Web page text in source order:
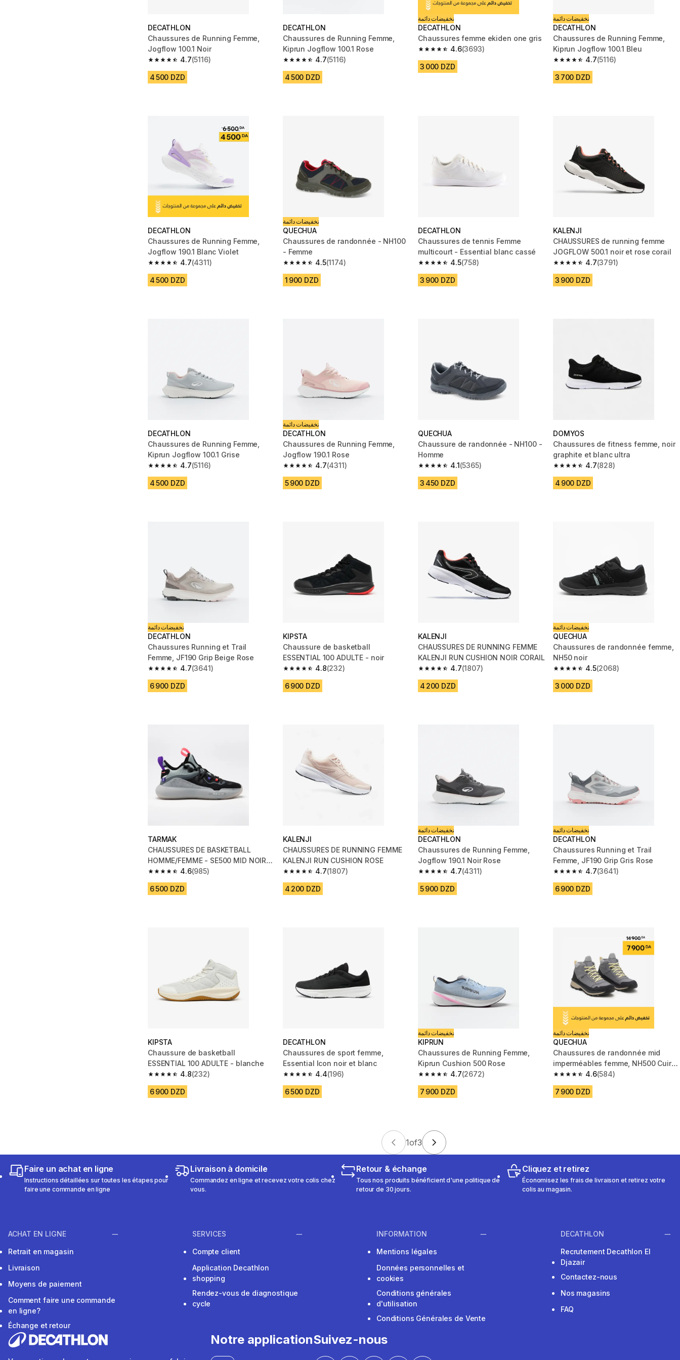
DECATHLON
Chaussures de Running Femme,
Jogflow 100.1 Noir
4.7
4.7 out of 5 stars from 5116 reviews
(5116)
4 500 DZD
DECATHLON
Chaussures de Running Femme,
Kiprun Jogflow 100.1 Rose
4.7
4.7 out of 5 stars from 5116 reviews
(5116)
4 500 DZD
تخفيضات دائمة
DECATHLON
Chaussures femme ekiden one gris
4.6
4.6 out of 5 stars from 3693 reviews
(3693)
3 000 DZD
تخفيضات دائمة
DECATHLON
Chaussures de Running Femme,
Kiprun Jogflow 100.1 Bleu
4.7
4.7 out of 5 stars from 5116 reviews
(5116)
3 700 DZD
DECATHLON
Chaussures de Running Femme,
Jogflow 190.1 Blanc Violet
4.7
4.7 out of 5 stars from 4311 reviews
(4311)
4 500 DZD
تخفيضات دائمة
QUECHUA
Chaussures de randonnée - NH100
- Femme
4.5
4.5 out of 5 stars from 1174 reviews
(1174)
1 900 DZD
DECATHLON
Chaussures de tennis Femme
multicourt - Essential blanc cassé
4.5
4.5 out of 5 stars from 758 reviews
(758)
3 900 DZD
KALENJI
CHAUSSURES de running femme
JOGFLOW 500.1 noir et rose corail
4.7
4.7 out of 5 stars from 3791 reviews
(3791)
3 900 DZD
DECATHLON
Chaussures de Running Femme,
Kiprun Jogflow 100.1 Grise
4.7
4.7 out of 5 stars from 5116 reviews
(5116)
4 500 DZD
تخفيضات دائمة
DECATHLON
Chaussures de Running Femme,
Jogflow 190.1 Rose
4.7
4.7 out of 5 stars from 4311 reviews
(4311)
5 900 DZD
QUECHUA
Chaussure de randonnée - NH100 -
Homme
4.1
4.1 out of 5 stars from 5365 reviews
(5365)
3 450 DZD
DOMYOS
Chaussures de fitness femme, noir
graphite et blanc ultra
4.7
4.7 out of 5 stars from 828 reviews
(828)
4 900 DZD
تخفيضات دائمة
DECATHLON
Chaussures Running et Trail
Femme, JF190 Grip Beige Rose
4.7
4.7 out of 5 stars from 3641 reviews
(3641)
6 900 DZD
KIPSTA
Chaussure de basketball
ESSENTIAL 100 ADULTE - noir
4.8
4.8 out of 5 stars from 232 reviews
(232)
6 900 DZD
KALENJI
CHAUSSURES DE RUNNING FEMME
KALENJI RUN CUSHION NOIR CORAIL
4.7
4.7 out of 5 stars from 1807 reviews
(1807)
4 200 DZD
تخفيضات دائمة
QUECHUA
Chaussures de randonnée femme,
NH50 noir
4.5
4.5 out of 5 stars from 2068 reviews
(2068)
3 000 DZD
TARMAK
CHAUSSURES DE BASKETBALL
HOMME/FEMME - SE500 MID NOIR
GRIS
4.6
4.6 out of 5 stars from 985 reviews
(985)
6 500 DZD
KALENJI
CHAUSSURES DE RUNNING FEMME
KALENJI RUN CUSHION ROSE
4.7
4.7 out of 5 stars from 1807 reviews
(1807)
4 200 DZD
تخفيضات دائمة
DECATHLON
Chaussures de Running Femme,
Jogflow 190.1 Noir Rose
4.7
4.7 out of 5 stars from 4311 reviews
(4311)
5 900 DZD
تخفيضات دائمة
DECATHLON
Chaussures Running et Trail
Femme, JF190 Grip Gris Rose
4.7
4.7 out of 5 stars from 3641 reviews
(3641)
6 900 DZD
KIPSTA
Chaussure de basketball
ESSENTIAL 100 ADULTE - blanche
4.8
4.8 out of 5 stars from 232 reviews
(232)
6 900 DZD
DECATHLON
Chaussures de sport femme,
Essential Icon noir et blanc
4.4
4.4 out of 5 stars from 196 reviews
(196)
6 500 DZD
تخفيضات دائمة
KIPRUN
Chaussures de Running Femme,
Kiprun Cushion 500 Rose
4.7
4.7 out of 5 stars from 2672 reviews
(2672)
7 900 DZD
تخفيضات دائمة
QUECHUA
Chaussures de randonnée mid
imperméables femme, NH500 Cuir
WP gris
4.6
4.6 out of 5 stars from 584 reviews
(584)
7 900 DZD
1of3
Faire un achat en ligne
Instructions détaillées sur toutes les étapes pour
faire une commande en ligne
Livraison à domicile
Commandez en ligne et recevez votre colis chez
vous.
Retour & échange
Tous nos produits bénéficient d'une politique de
retour de 30 jours.
Cliquez et retirez
Économisez les frais de livraison et retirez votre
colis au magasin.
ACHAT EN LIGNE
Retrait en magasin
Livraison
Moyens de paiement
Comment faire une commande
en ligne?
Échange et retour
SERVICES
Compte client
Application Decathlon
shopping
Rendez-vous de diagnostique
cycle
INFORMATION
Mentions légales
Données personnelles et
cookies
Conditions générales
d'utilisation
Conditions Générales de Vente
DECATHLON
Recrutement Decathlon El
Djazair
Contactez-nous
Nos magasins
FAQ
Notre applicationSuivez-nous